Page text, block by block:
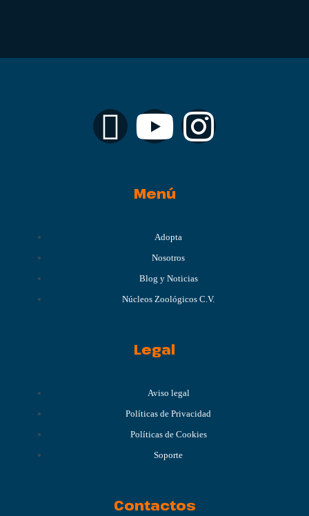
Menú
Adopta
Nosotros
Blog y Noticias
Núcleos Zoológicos C.V.
Legal
Aviso legal
Políticas de Privacidad
Políticas de Cookies
Soporte
Contactos